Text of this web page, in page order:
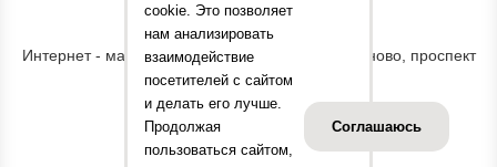
Интернет - магазин "Принт Тойс" Россия, г. Иваново, проспект
Строителей, д. 31
КОНТАКТНЫЕ ДАННЫЕ
8 (800) 775-46-43
cookie. Это позволяет
нам анализировать
взаимодействие
посетителей с сайтом
и делать его лучше.
Продолжая
пользоваться сайтом,
Соглашаюсь